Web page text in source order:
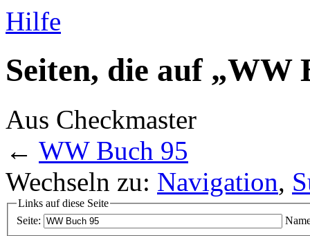
Hilfe
Seiten, die auf „WW
Aus Checkmaster
← WW Buch 95
Wechseln zu: Navigation,
Links auf diese Seite
Seite: